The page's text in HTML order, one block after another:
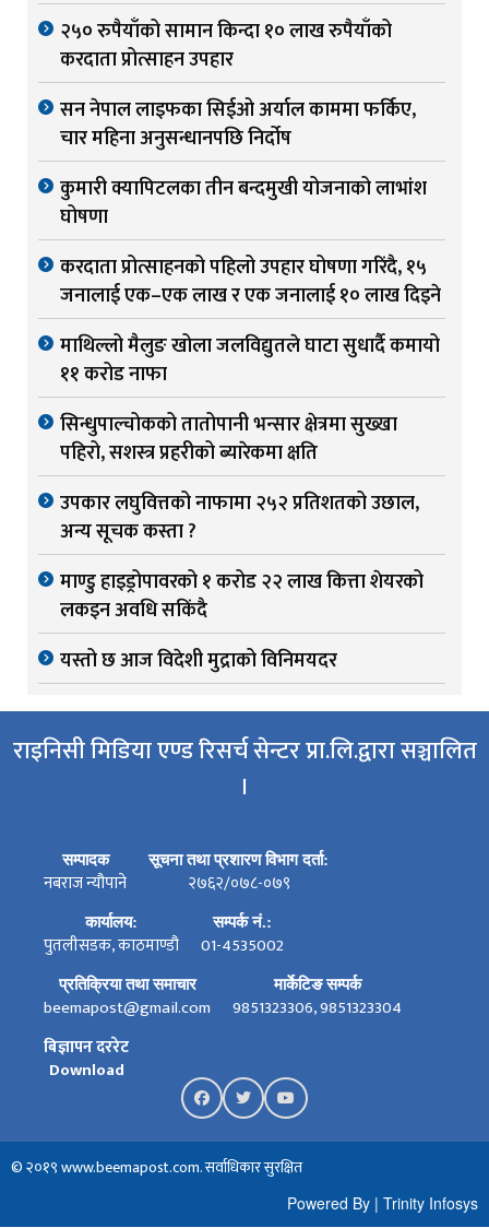
२५० रुपैयाँको सामान किन्दा १० लाख रुपैयाँको
करदाता प्रोत्साहन उपहार
सन नेपाल लाइफका सिईओ अर्याल काममा फर्किए,
चार महिना अनुसन्धानपछि निर्दोष
कुमारी क्यापिटलका तीन बन्दमुखी योजनाको लाभांश
घोषणा
करदाता प्रोत्साहनको पहिलो उपहार घोषणा गरिंदै, १५
जनालाई एक–एक लाख र एक जनालाई १० लाख दिइने
माथिल्लो मैलुङ खोला जलविद्युतले घाटा सुधार्दै कमायो
११ करोड नाफा
सिन्धुपाल्चोकको तातोपानी भन्सार क्षेत्रमा सुख्खा
पहिरो, सशस्त्र प्रहरीको ब्यारेकमा क्षति
उपकार लघुवित्तको नाफामा २५२ प्रतिशतको उछाल,
अन्य सूचक कस्ता ?
माण्डु हाइड्रोपावरको १ करोड २२ लाख कित्ता शेयरको
लकइन अवधि सकिंदै
यस्तो छ आज विदेशी मुद्राको विनिमयदर
राइनिसी मिडिया एण्ड रिसर्च सेन्टर प्रा.लि.द्वारा सञ्चालित
।
सम्पादक
नबराज न्यौपाने
सूचना तथा प्रशारण विभाग दर्ता:
२७६२/०७८-०७९
कार्यालय:
पुतलीसडक, काठमाण्डौ
सम्पर्क नं.:
01-4535002
प्रतिक्रिया तथा समाचार
beemapost@gmail.com
मार्केटिङ सम्पर्क
9851323306, 9851323304
बिज्ञापन दररेट
Download
© २०१९ www.beemapost.com. सर्वाधिकार सुरक्षित
Powered By | Trinity Infosys